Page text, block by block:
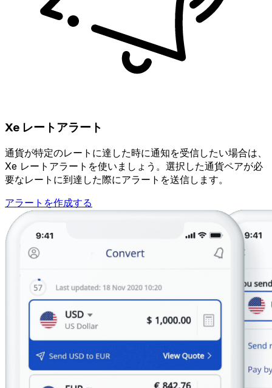
Xe レートアラート
通貨が特定のレートに達した時に通知を受信したい場合は、
Xe レートアラートを使いましょう。選択した通貨ペアが必
要なレートに到達した際にアラートを送信します。
アラートを作成する